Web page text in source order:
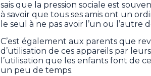
sais que la pression sociale est
à savoir que tous ses amis ont un
le seul à ne pas avoir l’un ou l’autre
C’est également aux parents que
d’utilisation de ces appareils par
l’utilisation que les enfants font de
un peu de temps.